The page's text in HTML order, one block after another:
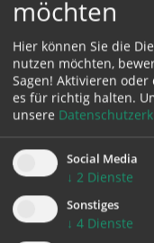
möchten
Hier können Sie die
nutzen möchten,
Sagen! Aktivieren oder
es für richtig halten.
unsere
Social Media
↓ 2 Dienste
Sonstiges
↓ 4 Dienste